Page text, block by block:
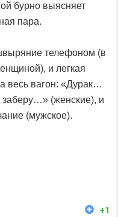
бурно выясняет
пара.
телефоном (в
и легкая
весь вагон: «Дурак…
(женские), и
(мужское).
+1